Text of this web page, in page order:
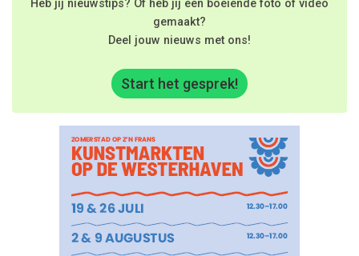
Heb jij nieuwstips? Of heb jij een boeiende foto of video
gemaakt?
Deel jouw nieuws met ons!
Start het gesprek!